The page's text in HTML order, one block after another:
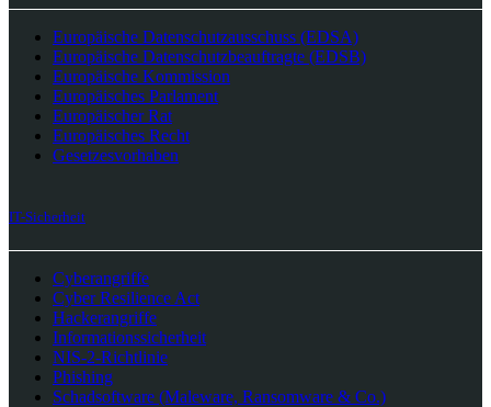
Europäische Datenschutzausschuss (EDSA)
Europäische Datenschutzbeauftragte (EDSB)
Europäische Kommission
Europäisches Parlament
Europäischer Rat
Europäisches Recht
Gesetzesvorhaben
IT-Sicherheit
Cyberangriffe
Cyber Resilience Act
Hackerangriffe
Informationssicherheit
NIS-2-Richtlinie
Phishing
Schadsoftware (Maleware, Ransomware & Co.)